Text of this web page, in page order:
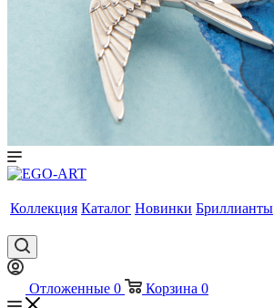
Коллекция Каталог Новинки Бриллианты
Отложенные 0 Корзина 0